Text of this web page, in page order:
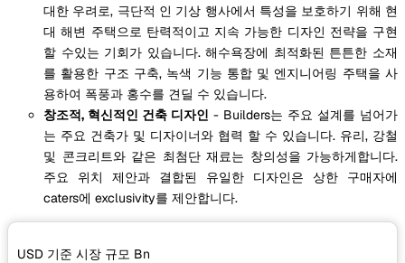
대한 우려로, 극단적 인 기상 행사에서 특성을 보호하기 위해 현
대 해변 주택으로 탄력적이고 지속 가능한 디자인 전략을 구현
할 수있는 기회가 있습니다. 해수욕장에 최적화된 튼튼한 소재
를 활용한 구조 구축, 녹색 기능 통합 및 엔지니어링 주택을 사
용하여 폭풍과 홍수를 견딜 수 있습니다.
창조적, 혁신적인 건축 디자인 - Builders는 주요 설계를 넘어가
는 주요 건축가 및 디자이너와 협력 할 수 있습니다. 유리, 강철
및 콘크리트와 같은 최첨단 재료는 창의성을 가능하게합니다.
주요 위치 제안과 결합된 유일한 디자인은 상한 구매자에
caters에 exclusivity를 제안합니다.
USD 기준 시장 규모 Bn